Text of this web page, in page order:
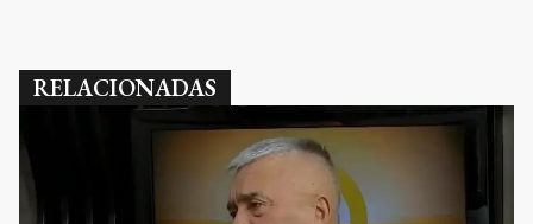
RELACIONADAS